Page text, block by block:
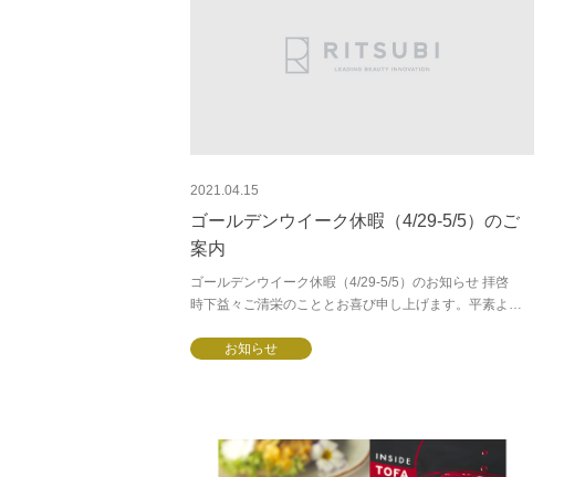
2021.04.15
ゴールデンウイーク休暇（4/29-5/5）のご
案内
ゴールデンウイーク休暇（4/29-5/5）のお知らせ 拝啓
時下益々ご清栄のこととお喜び申し上げます。平素より
て、誠に勝手ながら弊社のゴー...
お知らせ